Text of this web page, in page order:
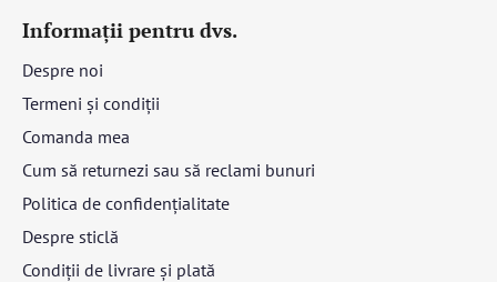
Informații pentru dvs.
Despre noi
Termeni și condiții
Comanda mea
Cum să returnezi sau să reclami bunuri
Politica de confidențialitate
Despre sticlă
Condiții de livrare și plată